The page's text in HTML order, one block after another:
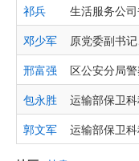
祁兵
生活服务公
邓少军
原党委副书
邢富强
区公安分局
包永胜
运输部保卫
郭文军
运输部保卫